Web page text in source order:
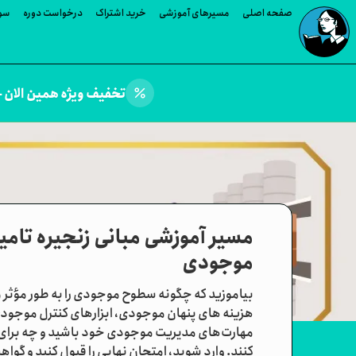
صفحه اصلی مسیرهای آموزشی خرید اشتراک درخواست دوره
percent تخفیف ویژه همین
موجودی
بیاموزید که چگونه سطوح موجودی را به طور مؤثر
هزینه های پنهان موجودی، ابزارهای کنترل